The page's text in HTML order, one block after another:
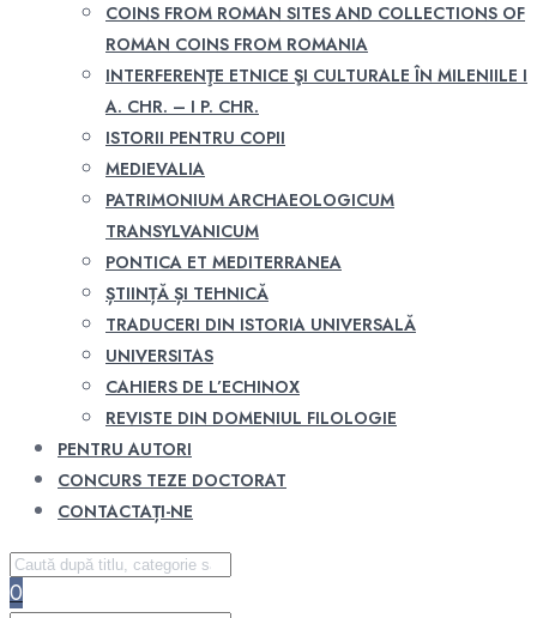
COINS FROM ROMAN SITES AND COLLECTIONS OF
ROMAN COINS FROM ROMANIA
INTERFERENŢE ETNICE ŞI CULTURALE ÎN MILENIILE I
A. CHR. – I P. CHR.
ISTORII PENTRU COPII
MEDIEVALIA
PATRIMONIUM ARCHAEOLOGICUM
TRANSYLVANICUM
PONTICA ET MEDITERRANEA
ȘTIINȚĂ ȘI TEHNICĂ
TRADUCERI DIN ISTORIA UNIVERSALĂ
UNIVERSITAS
CAHIERS DE L’ECHINOX
REVISTE DIN DOMENIUL FILOLOGIE
PENTRU AUTORI
CONCURS TEZE DOCTORAT
CONTACTAȚI-NE
0